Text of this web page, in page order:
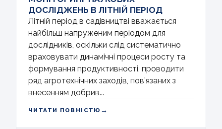
ДОСЛІДЖЕНЬ В ЛІТНІЙ ПЕРІОД
Літній період в садівництві вважається
найбільш напруженим періодом для
дослідників, оскільки слід систематично
враховувати динамічні процеси росту та
формування продуктивності, проводити
ряд агротехнічних заходів, пов’язаних з
внесенням добрив...
ЧИТАТИ ПОВНІСТЮ →